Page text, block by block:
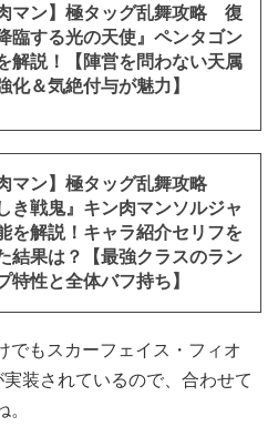
肉マン】極タッグ乱舞攻略 復
臨する光の天使』ペンタゴン
解説！【陣営を問わない天属
化＆気絶付与が魅力】
肉マン】極タッグ乱舞攻略
き戦鬼』キン肉マンソルジャ
を解説！キャラ紹介セリフを
結果は？【最強クラスのラン
特性と全体バフ持ち】
でもスカーフェイス・フィオ
装されているので、合わせて